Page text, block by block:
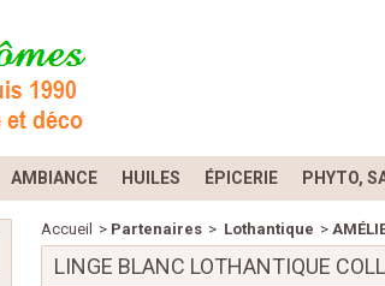
AMBIANCE HUILES ÉPICERIE PHYTO,
Accueil > Partenaires > Lothantique >
LINGE BLANC LOTHANTIQUE